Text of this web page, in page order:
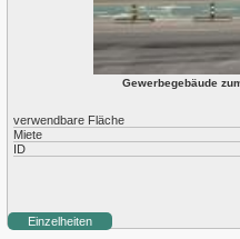
Gewerbegebäude
verwendbare Fläche
Miete
ID
Einzelheiten